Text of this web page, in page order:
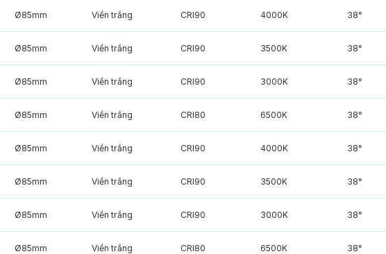
Ø85mm Viền trắng CRI90 4000K 38°
Ø85mm Viền trắng CRI90 3500K 38°
Ø85mm Viền trắng CRI90 3000K 38°
Ø85mm Viền trắng CRI80 6500K 38°
Ø85mm Viền trắng CRI90 4000K 38°
Ø85mm Viền trắng CRI90 3500K 38°
Ø85mm Viền trắng CRI90 3000K 38°
Ø85mm Viền trắng CRI80 6500K 38°